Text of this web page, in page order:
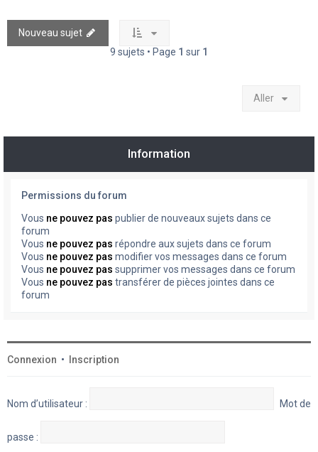
Nouveau sujet
9 sujets • Page 1 sur 1
Aller
Information
Permissions du forum
Vous ne pouvez pas publier de nouveaux sujets dans ce
forum
Vous ne pouvez pas répondre aux sujets dans ce forum
Vous ne pouvez pas modifier vos messages dans ce forum
Vous ne pouvez pas supprimer vos messages dans ce forum
Vous ne pouvez pas transférer de pièces jointes dans ce
forum
Connexion • Inscription
Nom d’utilisateur : Mot de
passe :